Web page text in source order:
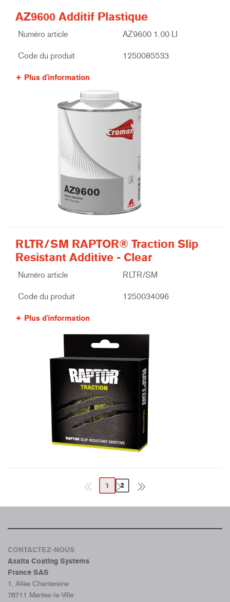
AZ9600 Additif Plastique
Numéro article AZ9600 1.00 LI
Code du produit 1250085533
Plus d'information
RLTR/SM RAPTOR® Traction Slip
Resistant Additive - Clear
Numéro article RLTR/SM
Code du produit 1250034096
Plus d'information
1 2
CONTACTEZ-NOUS
Axalta Coating Systems
France SAS
1, Allée Chantereine
78711 Mantes-la-Ville